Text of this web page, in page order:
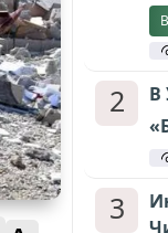
2
В
3